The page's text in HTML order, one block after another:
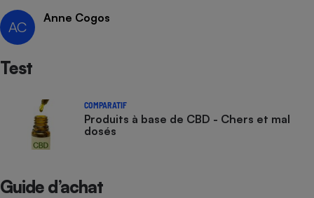
AC
Anne Cogos
Test
COMPARATIF
Produits à base de CBD - Chers et mal
dosés
Guide d’achat